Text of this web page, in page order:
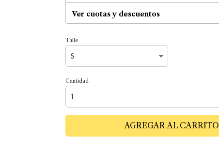
Ver cuotas y descuentos
Talle
Cantidad
AGREGAR AL CARRITO